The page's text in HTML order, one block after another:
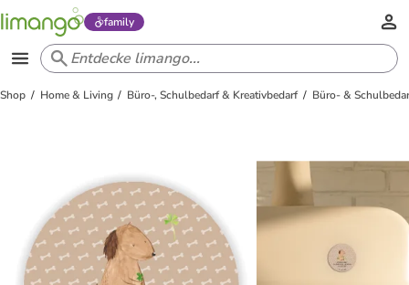
family
Shop Home & Living Büro-, Schulbedarf & Kreativbedarf Büro- &